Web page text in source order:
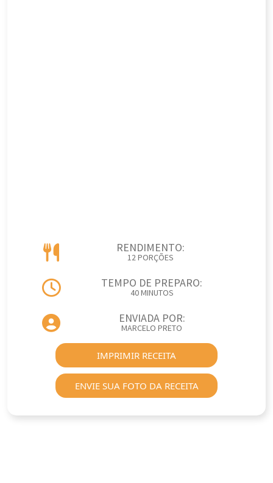
RENDIMENTO:
12 PORÇÕES
TEMPO DE PREPARO:
40 MINUTOS
ENVIADA POR:
MARCELO PRETO
IMPRIMIR RECEITA
ENVIE SUA FOTO DA RECEITA